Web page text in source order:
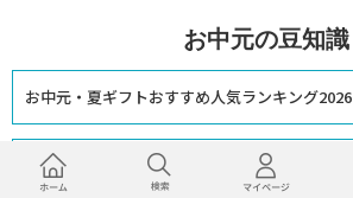
お中元の豆知識
お中元・夏ギフトおすすめ人気ランキング2026
お中元とは